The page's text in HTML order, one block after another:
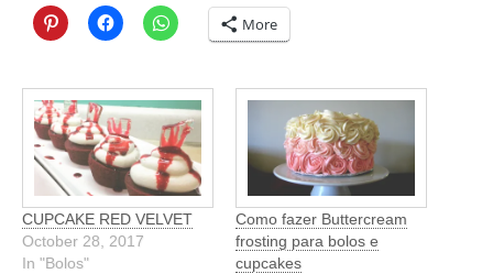
More
CUPCAKE RED VELVET
October 28, 2017
In "Bolos"
Como fazer Buttercream
frosting para bolos e
cupcakes